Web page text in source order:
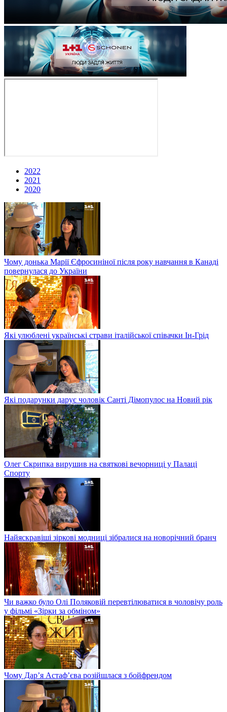
2022
2021
2020
Чому донька Марії Єфросиніної після року навчання в Канаді
повернулася до України
Які улюблені українські страви італійської співачки Ін-Грід
Які подарунки дарує чоловік Санті Дімопулос на Новий рік
Олег Скрипка вирушив на святкові вечорниці у Палаці
Спорту
Найяскравіші зіркові модниці зібралися на новорічний бранч
Чи важко було Олі Поляковій перевтілюватися в чоловічу роль
у фільмі «Зірки за обміном»
Чому Дар’я Астаф’єва розійшлася з бойфрендом